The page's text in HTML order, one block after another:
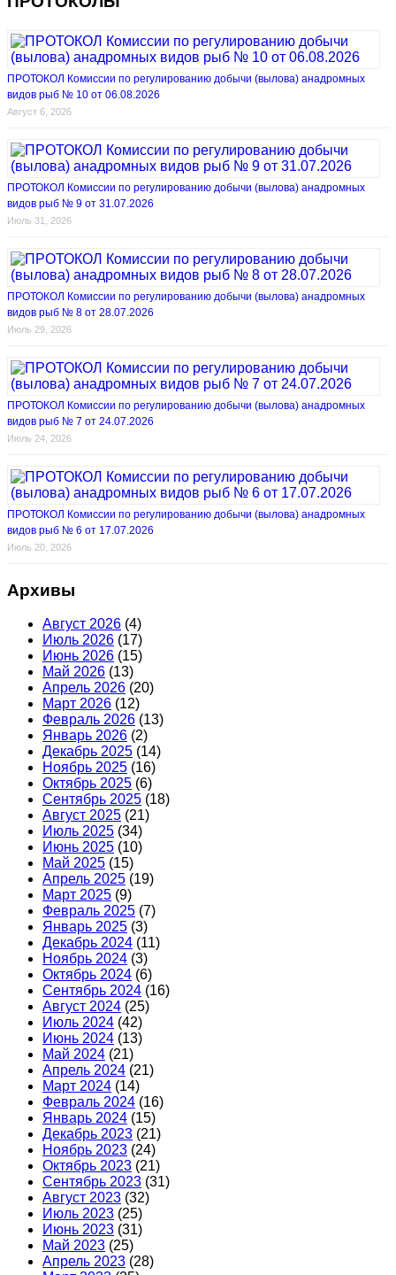
ПРОТОКОЛ Комиссии по регулированию добычи (вылова) анадромных
видов рыб № 10 от 06.08.2026
Август 6, 2026
ПРОТОКОЛ Комиссии по регулированию добычи (вылова) анадромных
видов рыб № 9 от 31.07.2026
Июль 31, 2026
ПРОТОКОЛ Комиссии по регулированию добычи (вылова) анадромных
видов рыб № 8 от 28.07.2026
Июль 29, 2026
ПРОТОКОЛ Комиссии по регулированию добычи (вылова) анадромных
видов рыб № 7 от 24.07.2026
Июль 24, 2026
ПРОТОКОЛ Комиссии по регулированию добычи (вылова) анадромных
видов рыб № 6 от 17.07.2026
Июль 20, 2026
Архивы
Август 2026 (4)
Июль 2026 (17)
Июнь 2026 (15)
Май 2026 (13)
Апрель 2026 (20)
Март 2026 (12)
Февраль 2026 (13)
Январь 2026 (2)
Декабрь 2025 (14)
Ноябрь 2025 (16)
Октябрь 2025 (6)
Сентябрь 2025 (18)
Август 2025 (21)
Июль 2025 (34)
Июнь 2025 (10)
Май 2025 (15)
Апрель 2025 (19)
Март 2025 (9)
Февраль 2025 (7)
Январь 2025 (3)
Декабрь 2024 (11)
Ноябрь 2024 (3)
Октябрь 2024 (6)
Сентябрь 2024 (16)
Август 2024 (25)
Июль 2024 (42)
Июнь 2024 (13)
Май 2024 (21)
Апрель 2024 (21)
Март 2024 (14)
Февраль 2024 (16)
Январь 2024 (15)
Декабрь 2023 (21)
Ноябрь 2023 (24)
Октябрь 2023 (21)
Сентябрь 2023 (31)
Август 2023 (32)
Июль 2023 (25)
Июнь 2023 (31)
Май 2023 (25)
Апрель 2023 (28)